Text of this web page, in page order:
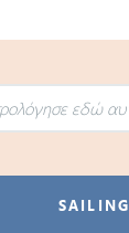
SAILING